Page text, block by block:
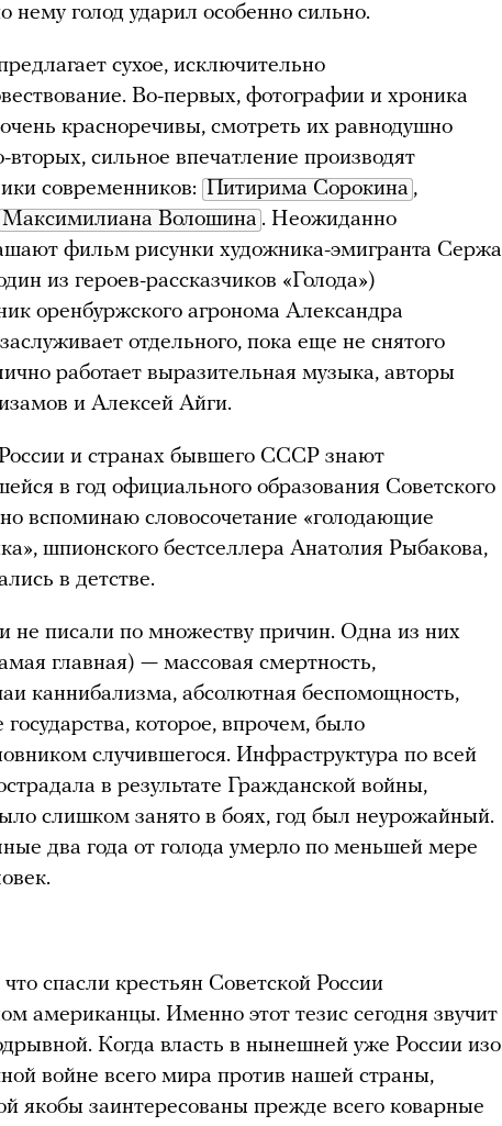
нему голод ударил особенно сильно.
сухое, исключительно
Во-первых, фотографии и хроника
красноречивы, смотреть их равнодушно
вторых, сильное впечатление производят
современников: Питирима Сорокина ,
Максимилиана Волошина . Неожиданно
фильм рисунки художника-эмигранта Сержа
из героев-рассказчиков «Голода»)
оренбуржского агронома Александра
отдельного, пока еще не снятого
работает выразительная музыка, авторы
и Алексей Айги.
и странах бывшего СССР знают
в год официального образования Советского
вспоминаю словосочетание «голодающие
шпионского бестселлера Анатолия Рыбакова,
в детстве.
не писали по множеству причин. Одна из них
главная) — массовая смертность,
каннибализма, абсолютная беспомощность,
государства, которое, впрочем, было
случившегося. Инфраструктура по всей
в результате Гражданской войны,
слишком занято в боях, год был неурожайный.
два года от голода умерло по меньшей мере
спасли крестьян Советской России
американцы. Именно этот тезис сегодня звучит
Когда власть в нынешней уже России изо
войне всего мира против нашей страны,
якобы заинтересованы прежде всего коварные